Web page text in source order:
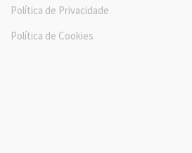
Política de Privacidade
Política de Cookies